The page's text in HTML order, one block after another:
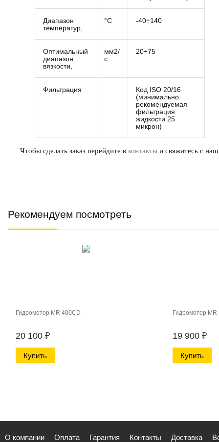
Диапазон
температур,
°C -40÷140
Оптимальный
диапазон
вязкости,
мм2/
с
20÷75
Фильтрация
Код ISO 20/16
(минимально
рекомендуемая
фильтрация
жидкости 25
микрон)
Чтобы сделать заказ перейдите в контакты и свяжитесь с
Рекомендуем посмотреть
Гидромотор MR 400CD
20 100 ₽
Гидромотор MR
19 900 ₽
О компании Оплата Гарантия Контакты Доставка